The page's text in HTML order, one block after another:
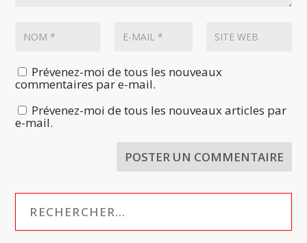
Prévenez-moi de tous les nouveaux
commentaires par e-mail.
Prévenez-moi de tous les nouveaux articles par
e-mail.